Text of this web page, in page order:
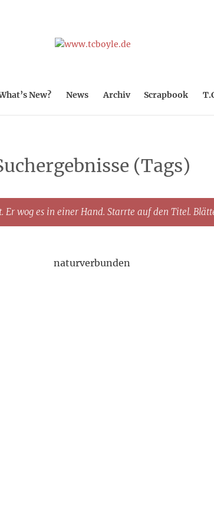
New? News Archiv Scrapbook
(Tags)
Er wog es in einer Hand. Starrte auf den Titel.
naturverbunden